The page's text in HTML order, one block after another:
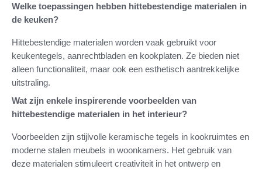
Welke toepassingen hebben hittebestendige materialen in
de keuken?
Hittebestendige materialen worden vaak gebruikt voor
keukentegels, aanrechtbladen en kookplaten. Ze bieden niet
alleen functionaliteit, maar ook een esthetisch aantrekkelijke
uitstraling.
Wat zijn enkele inspirerende voorbeelden van
hittebestendige materialen in het interieur?
Voorbeelden zijn stijlvolle keramische tegels in kookruimtes en
moderne stalen meubels in woonkamers. Het gebruik van
deze materialen stimuleert creativiteit in het ontwerp en